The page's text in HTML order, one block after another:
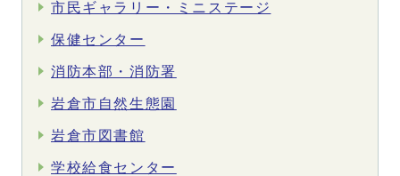
市民ギャラリー・ミニステージ
保健センター
消防本部・消防署
岩倉市自然生態園
岩倉市図書館
学校給食センター